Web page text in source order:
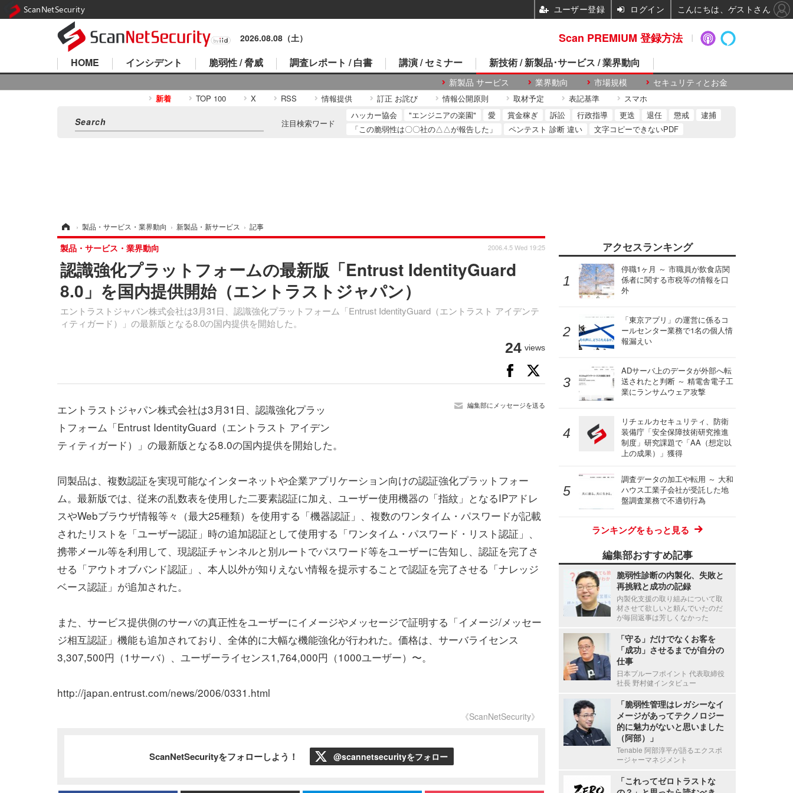
2026.08.08（土）
HOME インシデント 脆弱性 / 脅威 調査レポート / 白書 講演 / セミナー 新技術 / 新製品･サービス / 業界動向
新製品 サービス 業界動向 市場規模 セキュリティとお金
新着 TOP 100 X RSS 情報提供 訂正 お詫び 情報公開原則 取材予定 表記基準 スマホ
注目検索ワード
ハッカー協会 "エンジニアの楽園" 愛 賞金稼ぎ 訴訟 行政指導 更迭 退任 懲戒
逮捕
「この脆弱性は〇〇社の△△が報告した」
ペンテスト 診断 違い 文字コピーできないPDF
› 製品・サービス・業界動向 › 新製品・新サービス › 記事
認識強化プラットフォームの最新版「Entrust IdentityGuard
8.0」を国内提供開始（エントラストジャパン）
エントラストジャパン株式会社は3月31日、認識強化プラットフォーム「Entrust IdentityGuard（エントラスト アイデンテ
ィティガード）」の最新版となる8.0の国内提供を開始した。
製品・サービス・業界動向 2006.4.5 Wed 19:25
24 views
編集部にメッセージを送る
エントラストジャパン株式会社は3月31日、認識強化プラッ
トフォーム「Entrust IdentityGuard（エントラスト アイデン
ティティガード）」の最新版となる8.0の国内提供を開始した。
同製品は、複数認証を実現可能なインターネットや企業アプリケーション向けの認証強化プラットフォー
ム。最新版では、従来の乱数表を使用した二要素認証に加え、ユーザー使用機器の「指紋」となるIPアドレ
スやWebブラウザ情報等々（最大25種類）を使用する「機器認証」、複数のワンタイム・パスワードが記載
されたリストを「ユーザー認証」時の追加認証として使用する「ワンタイム・パスワード・リスト認証」、
携帯メール等を利用して、現認証チャンネルと別ルートでパスワード等をユーザーに告知し、認証を完了さ
せる「アウトオブバンド認証」、本人以外が知りえない情報を提示することで認証を完了させる「ナレッジ
ベース認証」が追加された。
また、サービス提供側のサーバの真正性をユーザーにイメージやメッセージで証明する「イメージ/メッセー
ジ相互認証」機能も追加されており、全体的に大幅な機能強化が行われた。価格は、サーバライセンス
3,307,500円（1サーバ）、ユーザーライセンス1,764,000円（1000ユーザー）〜。
http://japan.entrust.com/news/2006/0331.html
《ScanNetSecurity》
ScanNetSecurityをフォローしよう！ @scannetsecurityをフォロー
アクセスランキング
停職1ヶ月 ～ 市職員が飲食店関
係者に関する市税等の情報を口
外
「東京アプリ」の運営に係るコ
ールセンター業務で1名の個人情
報漏えい
ADサーバ上のデータが外部へ転
送されたと判断 ～ 精電舎電子工
業にランサムウェア攻撃
リチェルカセキュリティ、防衛
装備庁「安全保障技術研究推進
制度」研究課題で「AA（想定以
上の成果）」獲得
調査データの加工や転用 ～ 大和
ハウス工業子会社が受託した地
盤調査業務で不適切行為
ランキングをもっと見る
編集部おすすめ記事
脆弱性診断の内製化、失敗と
再挑戦と成功の記録
内製化支援の取り組みについて取
材させて欲しいと頼んでいたのだ
が毎回返事は芳しくなかった
「守る」だけでなくお客を
「成功」させるまでが自分の
仕事
日本プルーフポイント 代表取締役
社長 野村健インタビュー
「脆弱性管理はレガシーなイ
メージがあってテクノロジー
的に魅力がないと思いました
（阿部）」
Tenable 阿部淳平が語るエクスポ
ージャーマネジメント
「これってゼロトラストな
Scan PREMIUM 登録方法
ScanNetSecurity ユーザー登録 ログイン こんにちは、ゲストさん